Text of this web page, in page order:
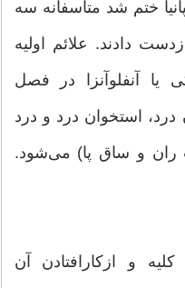
ختم شد متاسفانه سه
دادند. علائم اولیه
یا آنفلوآنزا در فصل
استخوان درد و درد
ران و ساق پا) می‌شود.
و ازکارافتادن آن